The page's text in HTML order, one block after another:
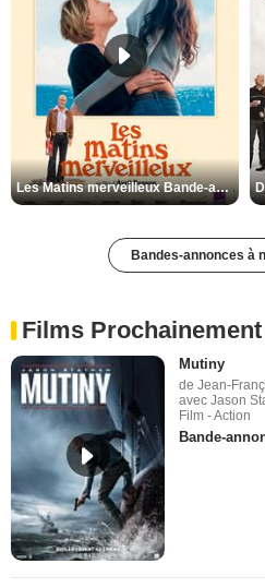
Les Matins merveilleux Bande-annonce VF
Bandes-annonces à
Films
Mutiny
de Jean-
avec Jason
Film - Action
Bande-